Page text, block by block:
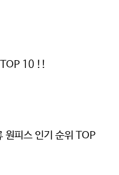
TOP 10 !!
원피스 인기 순위 TOP